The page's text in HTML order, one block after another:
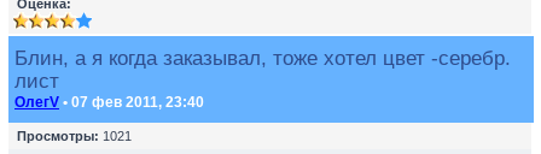
Оценка:
Блин, а я когда заказывал, тоже хотел цвет -серебр.
лист
ОлегV • 07 фев 2011, 23:40
Просмотры: 1021